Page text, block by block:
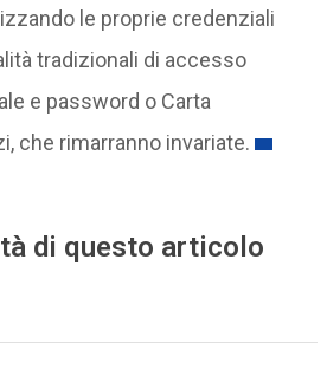
le proprie credenziali
tradizionali di accesso
e password o Carta
che rimarranno invariate.
di questo articolo